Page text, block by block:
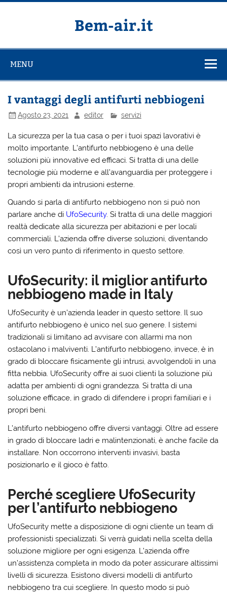
Salta
Bem-air.it
MENU
I vantaggi degli antifurti nebbiogeni
Agosto 23, 2021 editor servizi
La sicurezza per la tua casa o per i tuoi spazi lavorativi è
molto importante. L’antifurto nebbiogeno è una delle
soluzioni più innovative ed efficaci. Si tratta di una delle
tecnologie più moderne e all’avanguardia per proteggere i
propri ambienti da intrusioni esterne.
Quando si parla di antifurto nebbiogeno non si può non
parlare anche di UfoSecurity. Si tratta di una delle maggiori
realtà dedicate alla sicurezza per abitazioni e per locali
commerciali. L’azienda offre diverse soluzioni, diventando
così un vero punto di riferimento in questo settore.
UfoSecurity: il miglior antifurto
nebbiogeno made in Italy
UfoSecurity è un’azienda leader in questo settore. Il suo
antifurto nebbiogeno è unico nel suo genere. I sistemi
tradizionali si limitano ad avvisare con allarmi ma non
ostacolano i malviventi. L’antifurto nebbiogeno, invece, è in
grado di bloccare fisicamente gli intrusi, avvolgendoli in una
fitta nebbia. UfoSecurity offre ai suoi clienti la soluzione più
adatta per ambienti di ogni grandezza. Si tratta di una
soluzione efficace, in grado di difendere i propri familiari e i
propri beni.
L’antifurto nebbiogeno offre diversi vantaggi. Oltre ad essere
in grado di bloccare ladri e malintenzionati, è anche facile da
installare. Non occorrono interventi invasivi, basta
posizionarlo e il gioco è fatto.
Perché scegliere UfoSecurity
per l’antifurto nebbiogeno
UfoSecurity mette a disposizione di ogni cliente un team di
professionisti specializzati. Si verrà guidati nella scelta della
soluzione migliore per ogni esigenza. L’azienda offre
un’assistenza completa in modo da poter assicurare altissimi
livelli di sicurezza. Esistono diversi modelli di antifurto
nebbiogeno tra cui scegliere. In questo modo si può